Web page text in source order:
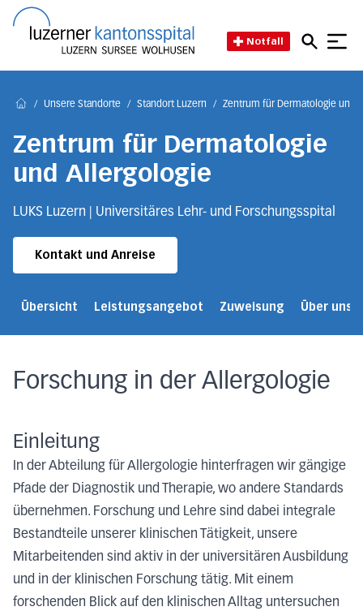
Notfall
/ Unsere Standorte / Standort Luzern / Zentrum für Dermatologie und
Zentrum für Dermatologie
und Allergologie
LUKS Luzern | Universitäres Lehr- und Forschungsspital
Kontakt und Anreise
Übersicht Leistungsangebot Zuweisung Über uns
Forschung in der Allergologie
Einleitung
In der Abteilung für Allergologie hinterfragen wir gängige
Pfade der Diagnostik und Therapie, wo andere Standards
übernehmen. Forschung und Lehre sind dabei integrale
Bestandteile unserer klinischen Tätigkeit, unsere
Mitarbeitenden sind aktiv in der universitären Ausbildung
und in der klinischen Forschung tätig. Mit einem
forschenden Blick auf den klinischen Alltag untersuchen